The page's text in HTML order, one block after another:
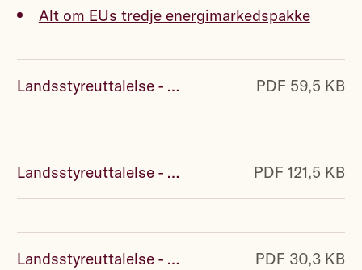
Alt om EUs tredje energimarkedspakke
Landsstyreuttalelse - Vannkraften er fellesskapets eie.pdf PDF 59,5 KB
Landsstyreuttalelse - lokale saker valget 2019.pdf PDF 121,5 KB
Landsstyreuttalelse - Veien mot 2019.pdf PDF 30,3 KB